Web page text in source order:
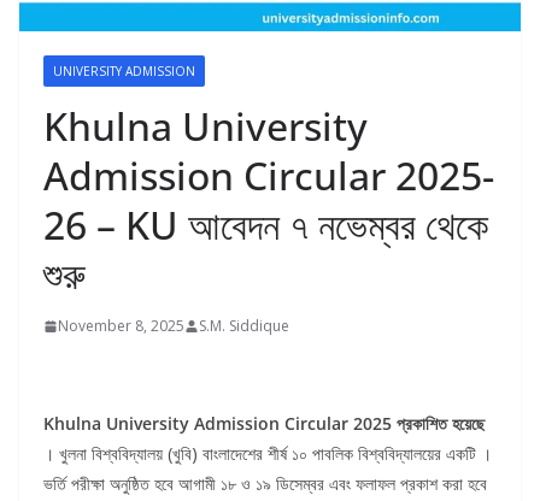
UNIVERSITY ADMISSION
Khulna University
Admission Circular 2025-
26 – KU আবেদন ৭ নভেম্বর থেকে
শুরু
November 8, 2025 S.M. Siddique
Khulna University Admission Circular 2025 প্রকাশিত হয়েছে
। খুলনা বিশ্ববিদ্যালয় (খুবি) বাংলাদেশের শীর্ষ ১০ পাবলিক বিশ্ববিদ্যালয়ের একটি ।
ভর্তি পরীক্ষা অনুষ্ঠিত হবে আগামী ১৮ ও ১৯ ডিসেম্বর এবং ফলাফল প্রকাশ করা হবে